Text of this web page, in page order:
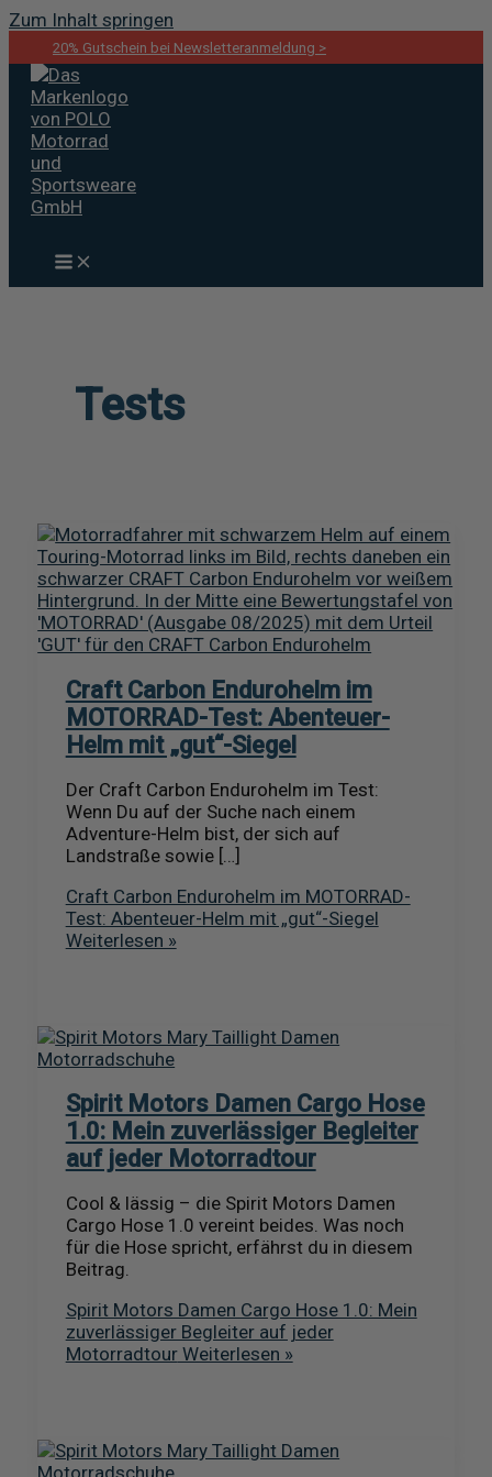
Zum Inhalt springen
20% Gutschein bei Newsletteranmeldung >
Tests
Craft Carbon Endurohelm im
MOTORRAD-Test: Abenteuer-
Helm mit „gut“-Siegel
Der Craft Carbon Endurohelm im Test:
Wenn Du auf der Suche nach einem
Adventure-Helm bist, der sich auf
Landstraße sowie […]
Craft Carbon Endurohelm im MOTORRAD-
Test: Abenteuer-Helm mit „gut“-Siegel
Weiterlesen »
Spirit Motors Damen Cargo Hose
1.0: Mein zuverlässiger Begleiter
auf jeder Motorradtour
Cool & lässig – die Spirit Motors Damen
Cargo Hose 1.0 vereint beides. Was noch
für die Hose spricht, erfährst du in diesem
Beitrag.
Spirit Motors Damen Cargo Hose 1.0: Mein
zuverlässiger Begleiter auf jeder
MotorradtourWeiterlesen »